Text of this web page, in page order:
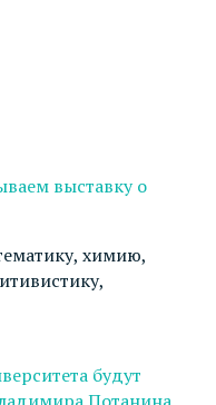
выставку о
химию,
будут